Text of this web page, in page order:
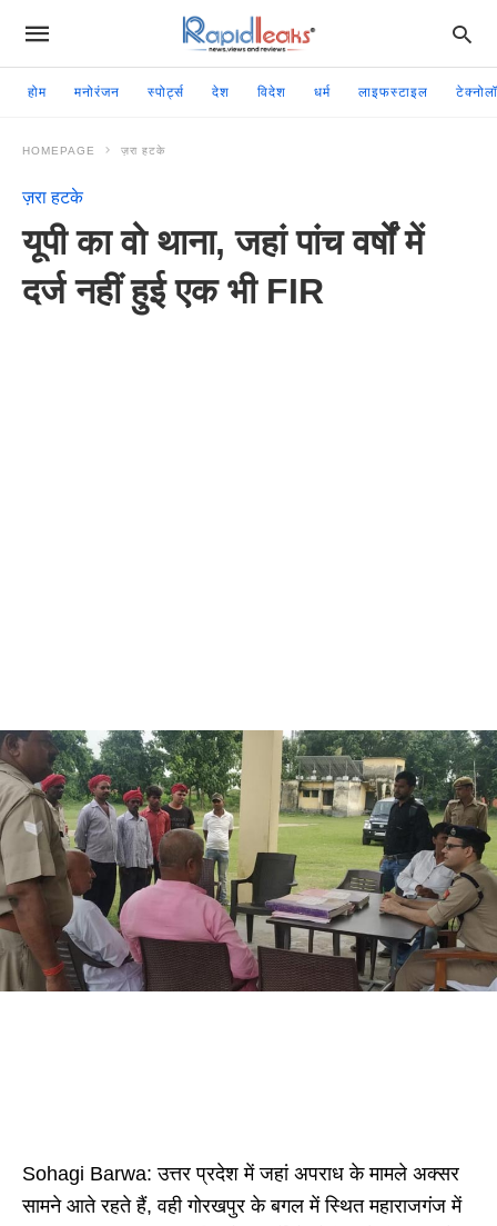
होम मनोरंजन स्पोर्ट्स देश विदेश धर्म लाइफस्टाइल
HOMEPAGE ज़रा हटके
ज़रा हटके
यूपी का वो थाना, जहां पांच वर्षों में
दर्ज नहीं हुई एक भी FIR
Sohagi Barwa: उत्तर प्रदेश में जहां अपराध के मामले अक्सर
सामने आते रहते हैं, वही गोरखपुर के बगल में स्थित महाराजगंज में